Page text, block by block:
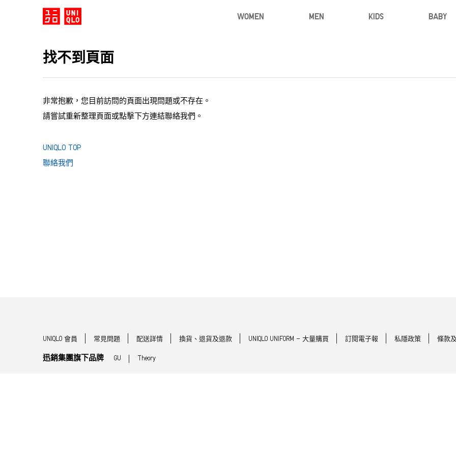
WOMEN MEN KIDS BABY
找不到頁面
非常抱歉，您目前訪問的頁面出現問題或不存在。
請嘗試重新整理頁面或點擊下方連結聯絡我們。
UNIQLO TOP
聯絡我們
UNIQLO 會員 常見問題 配送詳情 換貨、退貨及退款 UNIQLO UNIFORM - 大量購買 訂閱電子報 私隱政策 條款
迅銷集團旗下品牌 GU Theory